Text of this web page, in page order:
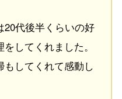
代後半くらいの好
してくれました。
してくれて感動し